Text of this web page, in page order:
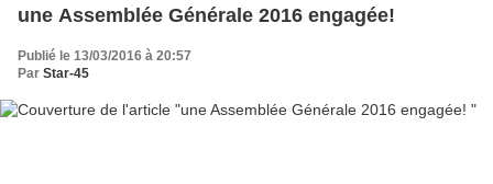
une Assemblée Générale 2016 engagée!
Publié le 13/03/2016 à 20:57
Par Star-45